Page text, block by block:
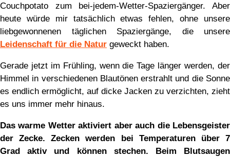
Couchpotato zum bei-jedem-Wetter-Spaziergänger. Aber
heute würde mir tatsächlich etwas fehlen, ohne unsere
liebgewonnenen täglichen Spaziergänge, die unsere
Leidenschaft für die Natur geweckt haben.
Gerade jetzt im Frühling, wenn die Tage länger werden, der
Himmel in verschiedenen Blautönen erstrahlt und die Sonne
es endlich ermöglicht, auf dicke Jacken zu verzichten, zieht
es uns immer mehr hinaus.
Das warme Wetter aktiviert aber auch die Lebensgeister
der Zecke. Zecken werden bei Temperaturen über 7
Grad aktiv und können stechen. Beim Blutsaugen